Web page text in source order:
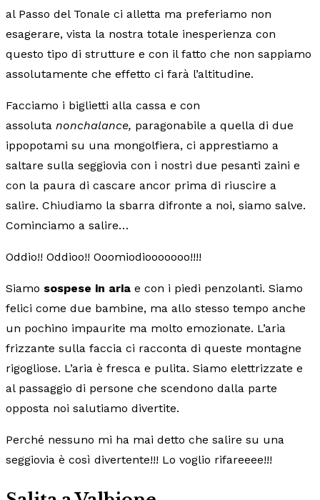
al Passo del Tonale ci alletta ma preferiamo non
esagerare, vista la nostra totale inesperienza con
questo tipo di strutture e con il fatto che non sappiamo
assolutamente che effetto ci farà l’altitudine.
Facciamo i biglietti alla cassa e con
assoluta nonchalance, paragonabile a quella di due
ippopotami su una mongolfiera, ci apprestiamo a
saltare sulla seggiovia con i nostri due pesanti zaini e
con la paura di cascare ancor prima di riuscire a
salire. Chiudiamo la sbarra difronte a noi, siamo salve.
Cominciamo a salire…
Oddio!! Oddioo!! Ooomiodiooooooo!!!!
Siamo sospese in aria e con i piedi penzolanti. Siamo
felici come due bambine, ma allo stesso tempo anche
un pochino impaurite ma molto emozionate. L’aria
frizzante sulla faccia ci racconta di queste montagne
rigogliose. L’aria è fresca e pulita. Siamo elettrizzate e
al passaggio di persone che scendono dalla parte
opposta noi salutiamo divertite.
Perché nessuno mi ha mai detto che salire su una
seggiovia è così divertente!!! Lo voglio rifareeee!!!